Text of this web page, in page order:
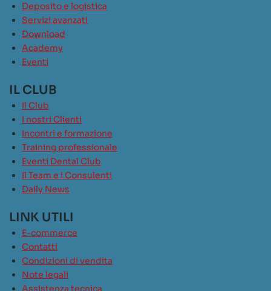
Deposito e logistica
Servizi avanzati
Download
Academy
Eventi
IL CLUB
Il Club
I nostri Clienti
Incontri e formazione
Training professionale
Eventi Dental Club
Il Team e i Consulenti
Daily News
LINK UTILI
E-commerce
Contatti
Condizioni di vendita
Note legali
Assistenza tecnica